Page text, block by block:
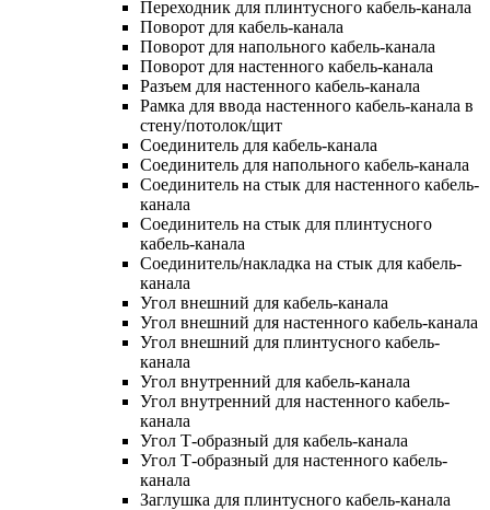
Переходник для плинтусного кабель-канала
Поворот для кабель-канала
Поворот для напольного кабель-канала
Поворот для настенного кабель-канала
Разъем для настенного кабель-канала
Рамка для ввода настенного кабель-канала в
стену/потолок/щит
Соединитель для кабель-канала
Соединитель для напольного кабель-канала
Соединитель на стык для настенного кабель-
канала
Соединитель на стык для плинтусного
кабель-канала
Соединитель/накладка на стык для кабель-
канала
Угол внешний для кабель-канала
Угол внешний для настенного кабель-канала
Угол внешний для плинтусного кабель-
канала
Угол внутренний для кабель-канала
Угол внутренний для настенного кабель-
канала
Угол Т-образный для кабель-канала
Угол Т-образный для настенного кабель-
канала
Заглушка для плинтусного кабель-канала